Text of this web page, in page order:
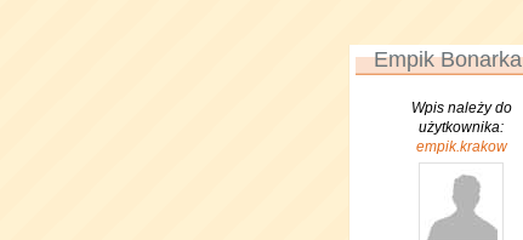
Empik Bonarka
Wpis należy do
użytkownika:
empik.krakow